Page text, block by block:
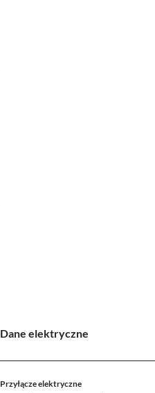
Dane elektryczne
Przyłącze elektryczne